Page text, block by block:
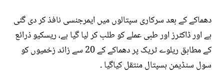
دھماکے کے بعد سرکاری سپتالوں میں ایمرجنسی نافذ کر دی گئی
ہے اور ڈاکٹرز اور طبی عملے کو طلب کر لیا گیا ہے، ریسکیو ذرائع
کے مطابق ریلوے ٹریک پر دھماکے کے 20 سے زائد زخمیوں کو
سول سنڈیمن ہسپتال منتقل کیاگیا ۔